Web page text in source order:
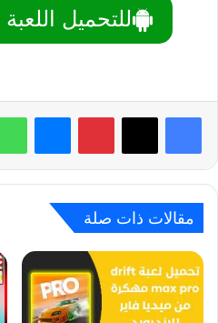
للتحميل
بينتيريست
مقالات ذات صلة